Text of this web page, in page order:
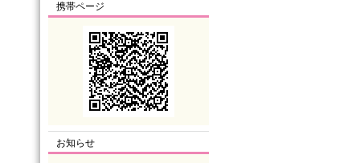
携帯ページ
お知らせ